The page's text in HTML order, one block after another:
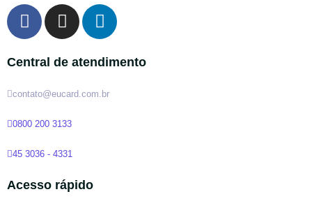
Central de atendimento
contato@eucard.com.br
0800 200 3133
45 3036 - 4331
Acesso rápido